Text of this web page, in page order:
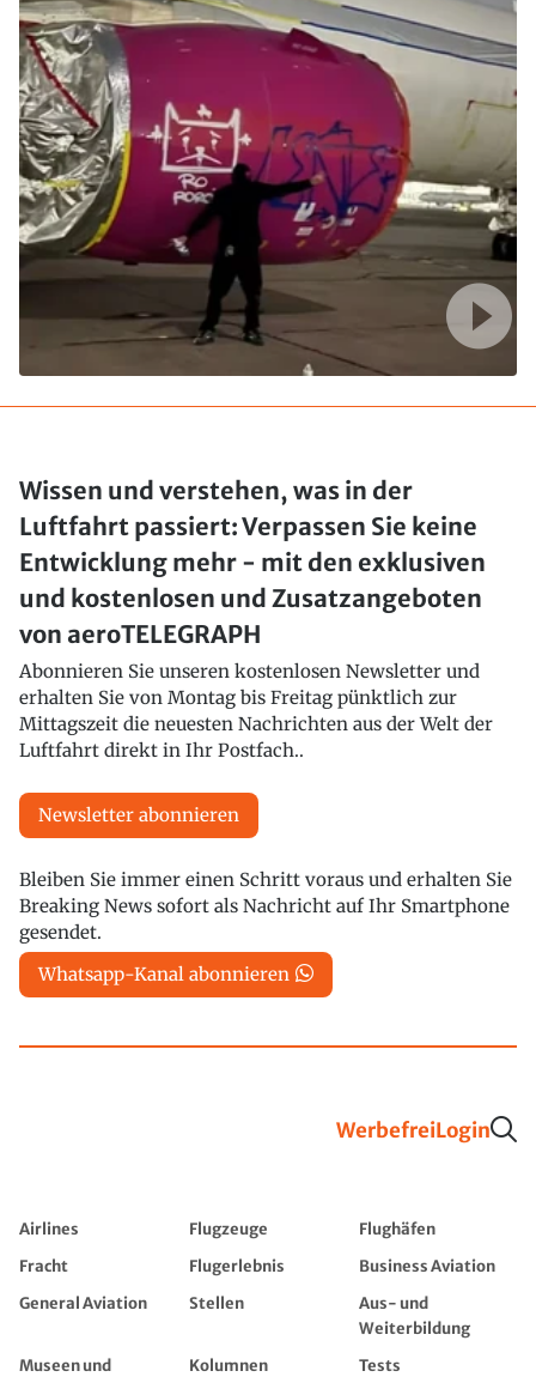
Wissen und verstehen, was in der
Luftfahrt passiert: Verpassen Sie keine
Entwicklung mehr - mit den exklusiven
und kostenlosen und Zusatzangeboten
von aeroTELEGRAPH
Abonnieren Sie unseren kostenlosen Newsletter und
erhalten Sie von Montag bis Freitag pünktlich zur
Mittagszeit die neuesten Nachrichten aus der Welt der
Luftfahrt direkt in Ihr Postfach..
Newsletter abonnieren
Bleiben Sie immer einen Schritt voraus und erhalten Sie
Breaking News sofort als Nachricht auf Ihr Smartphone
gesendet.
Whatsapp-Kanal abonnieren
WerbefreiLogin
Airlines Flugzeuge
Flughäfen
Fracht
Flugerlebnis
Business Aviation
General Aviation
Stellen
Aus- und
Weiterbildung
Museen und
Kolumnen Tests